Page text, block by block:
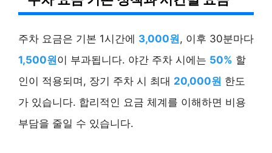
주차 요금은 기본 1시간에 3,000원, 이후 30분마다
1,500원이 부과됩니다. 야간 주차 시에는 50% 할
인이 적용되며, 장기 주차 시 최대 20,000원 한도
가 있습니다. 합리적인 요금 체계를 이해하면 비용
부담을 줄일 수 있습니다.